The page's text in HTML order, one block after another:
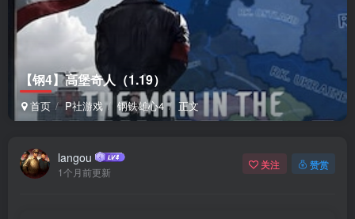
【钢4】高堡奇人（1.19）
首页 P社游戏 钢铁雄心4 正文
langou
1个月前更新
关注 赞赏